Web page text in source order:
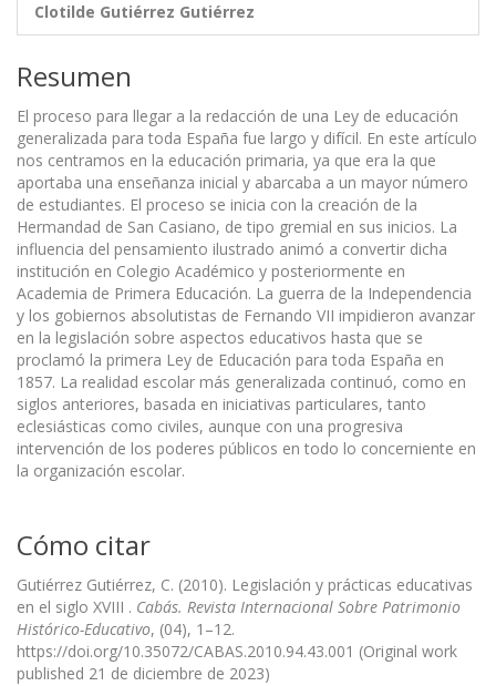
Clotilde Gutiérrez Gutiérrez
Resumen
El proceso para llegar a la redacción de una Ley de educación
generalizada para toda España fue largo y difícil. En este artículo
nos centramos en la educación primaria, ya que era la que
aportaba una enseñanza inicial y abarcaba a un mayor número
de estudiantes. El proceso se inicia con la creación de la
Hermandad de San Casiano, de tipo gremial en sus inicios. La
influencia del pensamiento ilustrado animó a convertir dicha
institución en Colegio Académico y posteriormente en
Academia de Primera Educación. La guerra de la Independencia
y los gobiernos absolutistas de Fernando VII impidieron avanzar
en la legislación sobre aspectos educativos hasta que se
proclamó la primera Ley de Educación para toda España en
1857. La realidad escolar más generalizada continuó, como en
siglos anteriores, basada en iniciativas particulares, tanto
eclesiásticas como civiles, aunque con una progresiva
intervención de los poderes públicos en todo lo concerniente en
la organización escolar.
Cómo citar
Gutiérrez Gutiérrez, C. (2010). Legislación y prácticas educativas
en el siglo XVIII . Cabás. Revista Internacional Sobre Patrimonio
Histórico-Educativo, (04), 1–12.
https://doi.org/10.35072/CABAS.2010.94.43.001 (Original work
published 21 de diciembre de 2023)